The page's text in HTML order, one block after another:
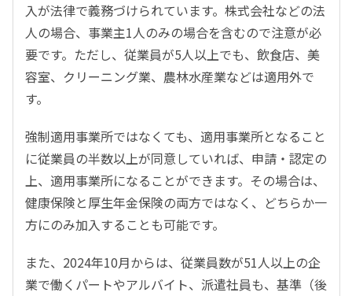
入が法律で義務づけられています。株式会社などの法
人の場合、事業主1人のみの場合を含むので注意が必
要です。ただし、従業員が5人以上でも、飲食店、美
容室、クリーニング業、農林水産業などは適用外で
す。
強制適用事業所ではなくても、適用事業所となること
に従業員の半数以上が同意していれば、申請・認定の
上、適用事業所になることができます。その場合は、
健康保険と厚生年金保険の両方ではなく、どちらか一
方にのみ加入することも可能です。
また、2024年10月からは、従業員数が51人以上の企
業で働くパートやアルバイト、派遣社員も、基準（後